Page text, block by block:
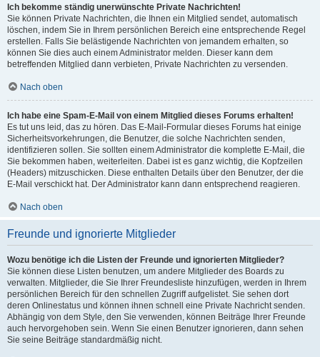
Ich bekomme ständig unerwünschte Private Nachrichten!
Sie können Private Nachrichten, die Ihnen ein Mitglied sendet, automatisch
löschen, indem Sie in Ihrem persönlichen Bereich eine entsprechende Regel
erstellen. Falls Sie belästigende Nachrichten von jemandem erhalten, so
können Sie dies auch einem Administrator melden. Dieser kann dem
betreffenden Mitglied dann verbieten, Private Nachrichten zu versenden.
Nach oben
Ich habe eine Spam-E-Mail von einem Mitglied dieses Forums erhalten!
Es tut uns leid, das zu hören. Das E-Mail-Formular dieses Forums hat einige
Sicherheitsvorkehrungen, die Benutzer, die solche Nachrichten senden,
identifizieren sollen. Sie sollten einem Administrator die komplette E-Mail, die
Sie bekommen haben, weiterleiten. Dabei ist es ganz wichtig, die Kopfzeilen
(Headers) mitzuschicken. Diese enthalten Details über den Benutzer, der die
E-Mail verschickt hat. Der Administrator kann dann entsprechend reagieren.
Nach oben
Freunde und ignorierte Mitglieder
Wozu benötige ich die Listen der Freunde und ignorierten Mitglieder?
Sie können diese Listen benutzen, um andere Mitglieder des Boards zu
verwalten. Mitglieder, die Sie Ihrer Freundesliste hinzufügen, werden in Ihrem
persönlichen Bereich für den schnellen Zugriff aufgelistet. Sie sehen dort
deren Onlinestatus und können ihnen schnell eine Private Nachricht senden.
Abhängig von dem Style, den Sie verwenden, können Beiträge Ihrer Freunde
auch hervorgehoben sein. Wenn Sie einen Benutzer ignorieren, dann sehen
Sie seine Beiträge standardmäßig nicht.